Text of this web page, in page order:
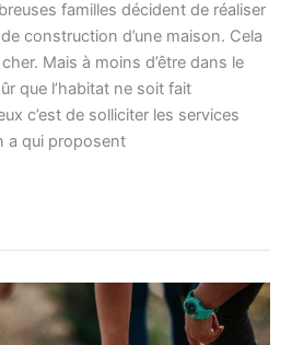
familles décident de réaliser
construction d’une maison. Cela
Mais à moins d’être dans le
que l’habitat ne soit fait
c’est de solliciter les services
a qui proposent